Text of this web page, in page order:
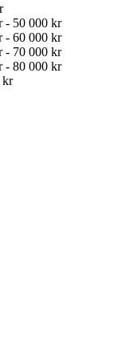
- 50 000 kr
- 60 000 kr
- 70 000 kr
- 80 000 kr
kr